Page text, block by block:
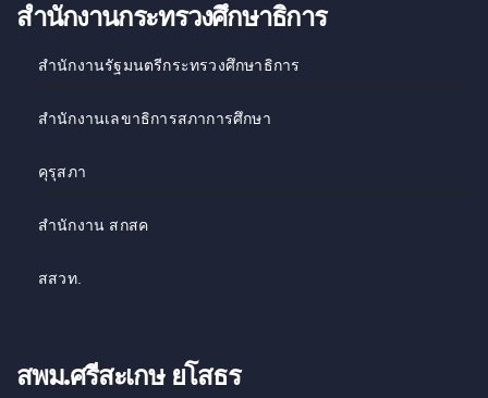
สำนักงานกระทรวงศึกษาธิการ
สำนักงานรัฐมนตรีกระทรวงศึกษาธิการ
สำนักงานเลขาธิการสภาการศึกษา
คุรุสภา
สำนักงาน สกสค
สสวท.
สพม.ศรีสะเกษ ยโสธร